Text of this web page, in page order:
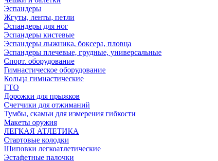
Эспандеры
Жгуты, ленты, петли
Эспандеры для ног
Эспандеры кистевые
Эспандеры лыжника, боксера, пловца
Эспандеры плечевые, грудные, универсальные
Спорт. оборудование
Гимнастическое оборудование
Кольца гимнастические
ГТО
Дорожки для прыжков
Счетчики для отжиманий
Тумбы, скамьи для измерения гибкости
Макеты оружия
ЛЕГКАЯ АТЛЕТИКА
Стартовые колодки
Шиповки легкоатлетические
Эстафетные палочки